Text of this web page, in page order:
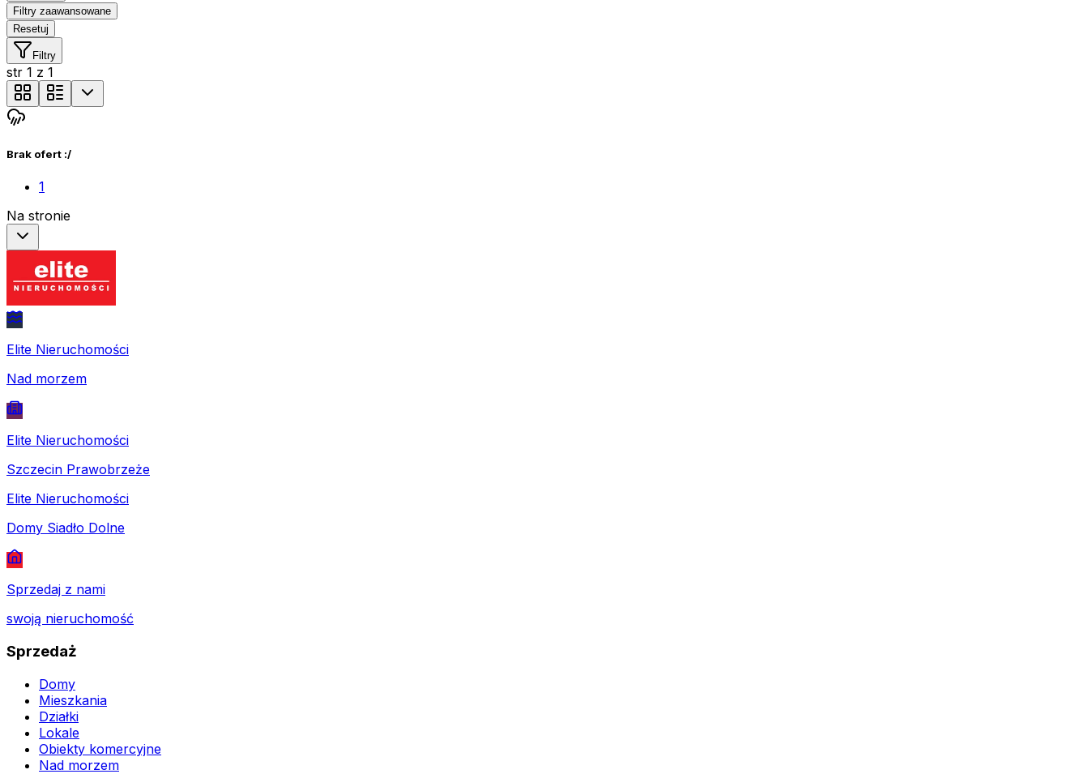
Filtry zaawansowane
Resetuj
Filtry
str 1 z 1
Brak ofert :/
1
Na stronie
Elite Nieruchomości
Nad morzem
Elite Nieruchomości
Szczecin Prawobrzeże
Elite Nieruchomości
Domy Siadło Dolne
Sprzedaj z nami
swoją nieruchomość
Sprzedaż
Domy
Mieszkania
Działki
Lokale
Obiekty komercyjne
Nad morzem